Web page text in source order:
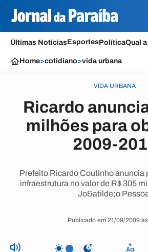
Últimas NotíciasEsportesPolíticaQual
Home>cotidiano>vida urbana
VIDA URBANA
Ricardo
milhões para
2009-
Prefeito Ricardo Coutinho anuncia
infraestrutura no valor de R$ 305
Jo&atilde;o
Publicado em 21/09/2009